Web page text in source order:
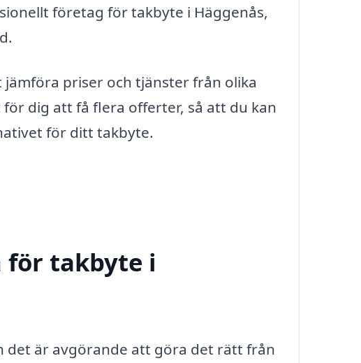
företag för takbyte i Häggenås,
priser och tjänster från olika
dig att få flera offerter, så att du kan
för ditt takbyte.
för takbyte i
det är avgörande att göra det rätt från